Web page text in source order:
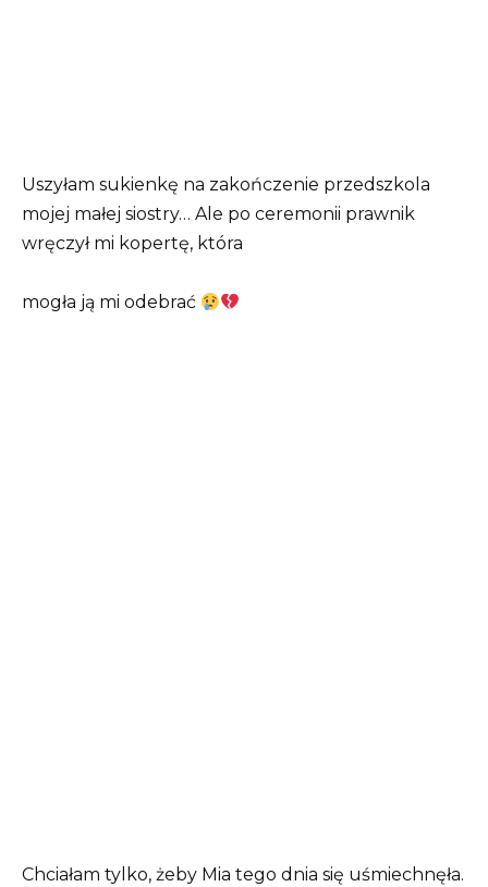
Uszyłam sukienkę na zakończenie przedszkola
mojej małej siostry… Ale po ceremonii prawnik
wręczył mi kopertę, która
mogła ją mi odebrać
Chciałam tylko, żeby Mia tego dnia się uśmiechnęła.